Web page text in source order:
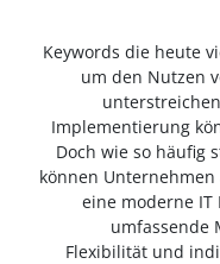
Keywords die heute
um den Nutzen
Implementierung
Doch wie so häufig
können
eine moderne
umfassende
Flexibilität und